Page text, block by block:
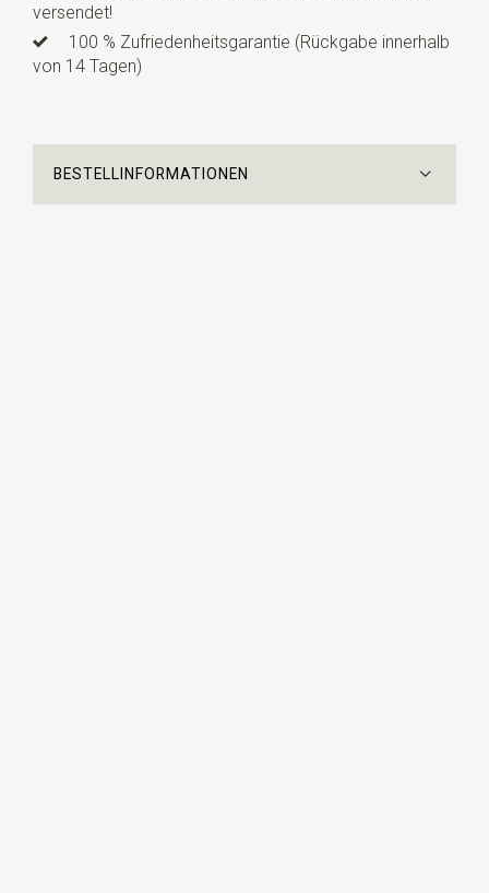
versendet!
100 % Zufriedenheitsgarantie (Rückgabe innerhalb
von 14 Tagen)
BESTELLINFORMATIONEN